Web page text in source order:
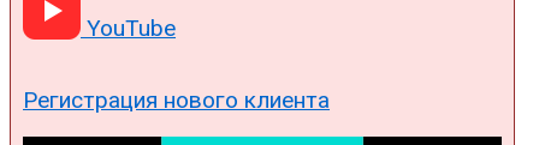
YouTube
Регистрация нового клиента